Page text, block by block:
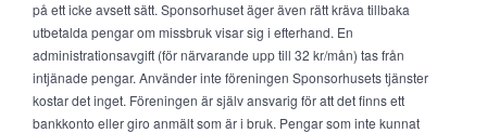
på ett icke avsett sätt. Sponsorhuset äger även rätt kräva tillbaka
utbetalda pengar om missbruk visar sig i efterhand. En
administrationsavgift (för närvarande upp till 32 kr/mån) tas från
intjänade pengar. Använder inte föreningen Sponsorhusets tjänster
kostar det inget. Föreningen är själv ansvarig för att det finns ett
bankkonto eller giro anmält som är i bruk. Pengar som inte kunnat